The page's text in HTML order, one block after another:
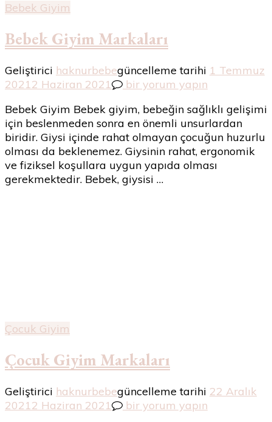
Bebek Giyim
Bebek Giyim Markaları
Geliştirici haknurbebegüncelleme tarihi 1 Temmuz
20212 Haziran 2021
Bebek
Markaları
için
bir yorum yapın
Bebek Giyim Bebek giyim, bebeğin sağlıklı gelişimi
için beslenmeden sonra en önemli unsurlardan
biridir. Giysi içinde rahat olmayan çocuğun huzurlu
olması da beklenemez. Giysinin rahat, ergonomik
ve fiziksel koşullara uygun yapıda olması
gerekmektedir. Bebek, giysisi …
Çocuk Giyim
Çocuk Giyim Markaları
Geliştirici haknurbebegüncelleme tarihi 22 Aralık
20212 Haziran 2021
Çocuk
bir yorum yapın